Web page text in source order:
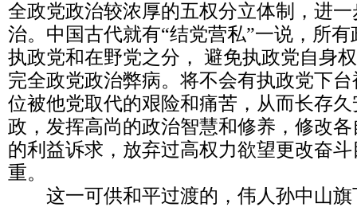
全政党政治较浓厚的五权分立体制，进
治。中国古代就有“结党营私”一说，所
执政党和在野党之分， 避免执政党自身
完全政党政治弊病。将不会有执政党下
位被他党取代的艰险和痛苦，从而长存
政，发挥高尚的政治智慧和修养，修改
的利益诉求，放弃过高权力欲望更改奋
重。
这一可供和平过渡的，伟人孙中山旗